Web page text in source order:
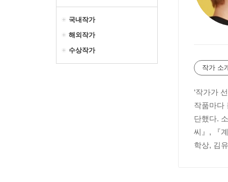
국내작가
해외작가
수상작가
작가 소
‘작가가
작품마다
단했다.
씨』, 『
학상, 김